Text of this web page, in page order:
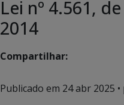
Lei nº 4.561,
2014
Compartilhar:
Publicado em 24 abr 2025